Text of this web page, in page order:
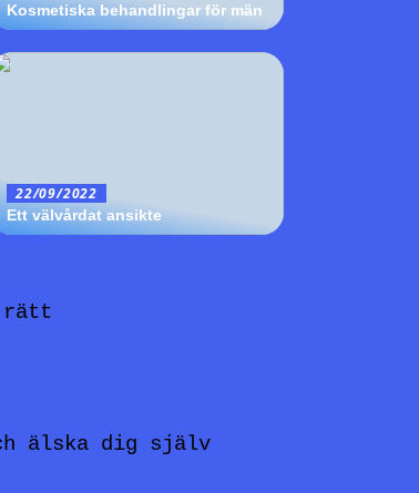
Kosmetiska behandlingar för män
22/09/2022
Ett välvårdat ansikte
rätt
älska dig själv